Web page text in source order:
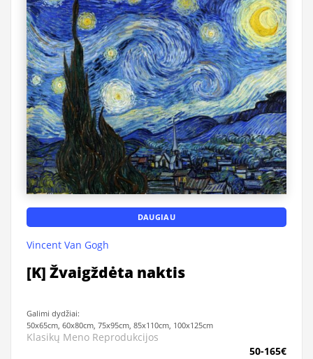
DAUGIAU
Vincent Van Gogh
[K] Žvaigždėta naktis
Galimi dydžiai:
50x65cm, 60x80cm, 75x95cm, 85x110cm, 100x125cm
Klasikų Meno Reprodukcijos
50-165€